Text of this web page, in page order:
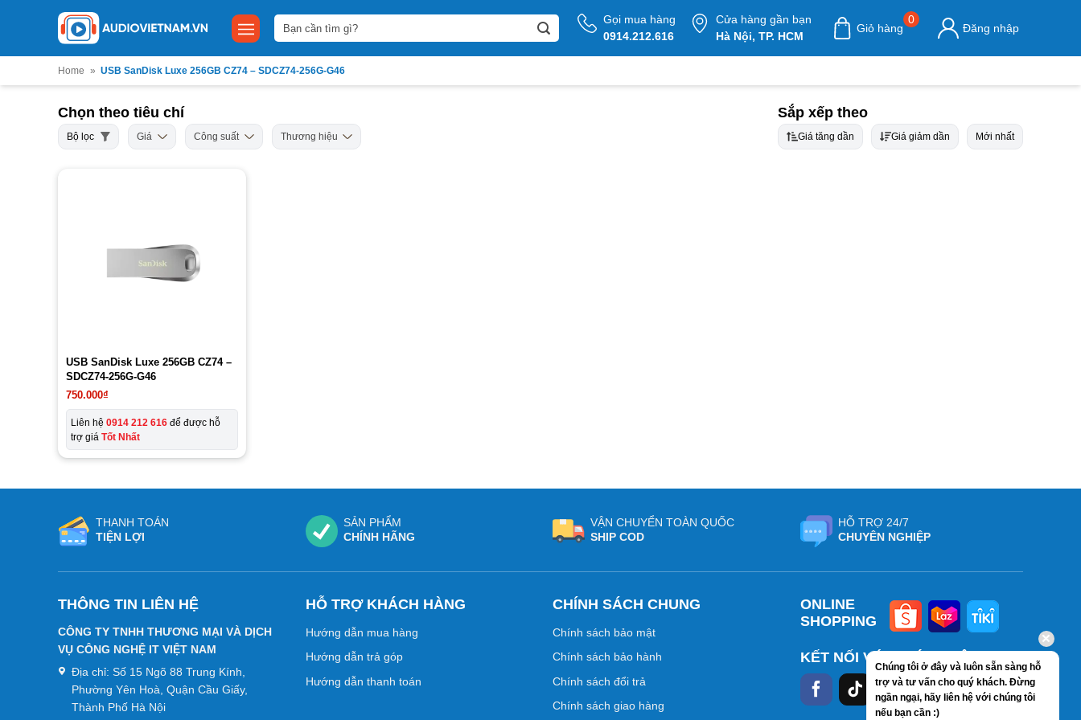
Tìm
kiếm:
Gọi mua hàng
0914.212.616
Cửa hàng gần bạn
Hà Nội, TP. HCM
Giỏ hàng
0
Đăng nhập
Home » USB SanDisk Luxe 256GB CZ74 – SDCZ74-256G-G46
Chọn theo tiêu chí
Bộ lọc Giá Công suất Thương hiệu
Sắp xếp theo
Giá tăng dần Giá giảm dần Mới nhất
USB SanDisk Luxe 256GB CZ74 –
SDCZ74-256G-G46
750.000₫
Liên hệ 0914 212 616 để được hỗ
trợ giá Tốt Nhất
THANH TOÁN
TIỆN LỢI
SẢN PHẨM
CHÍNH HÃNG
VẬN CHUYỂN TOÀN QUỐC
SHIP COD
HỖ TRỢ 24/7
CHUYÊN NGHIỆP
THÔNG TIN LIÊN HỆ
CÔNG TY TNHH THƯƠNG MẠI VÀ DỊCH
VỤ CÔNG NGHỆ IT VIỆT NAM
Địa chỉ: Số 15 Ngõ 88 Trung Kính,
Phường Yên Hoà, Quận Cầu Giấy,
Thành Phố Hà Nội
HỖ TRỢ KHÁCH HÀNG
Hướng dẫn mua hàng
Hướng dẫn trả góp
Hướng dẫn thanh toán
CHÍNH SÁCH CHUNG
Chính sách bảo mật
Chính sách bảo hành
Chính sách đổi trả
Chính sách giao hàng
ONLINE
SHOPPING
KẾT NỐI VỚI CHÚNG TÔI
Chúng tôi ở đây và luôn sẵn sàng hỗ
trợ và tư vấn cho quý khách. Đừng
ngần ngại, hãy liên hệ với chúng tôi
nếu bạn cần :)